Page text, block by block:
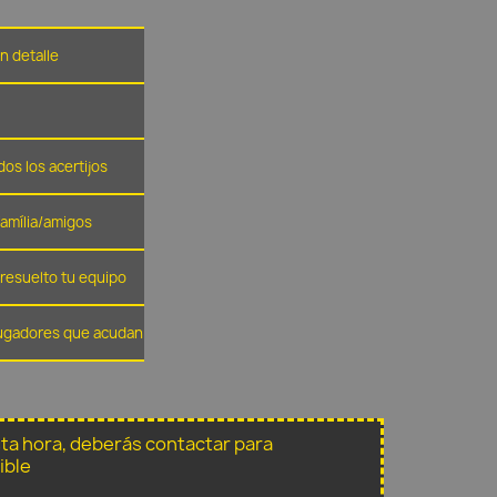
detalle
los acertijos
amigos
tu equipo
que acudan
hora, deberás contactar para